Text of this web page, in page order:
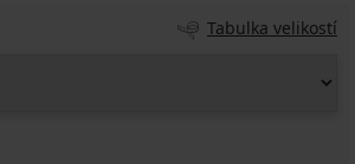
Tabulka velikostí